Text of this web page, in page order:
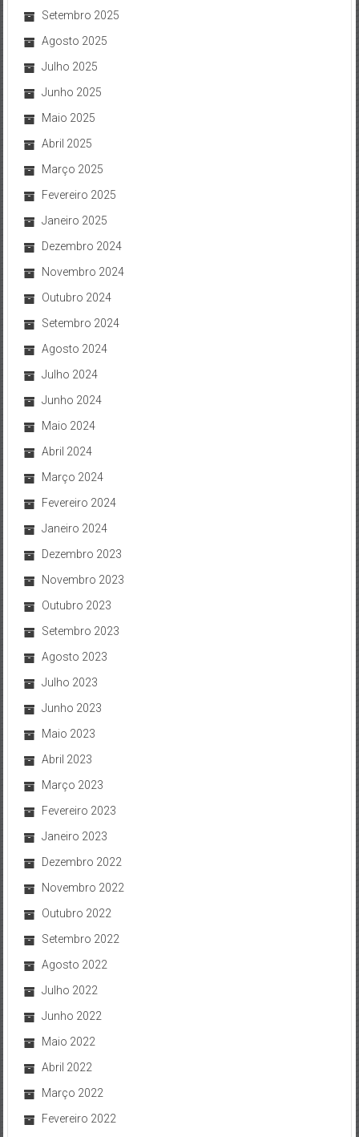
Setembro 2025
Agosto 2025
Julho 2025
Junho 2025
Maio 2025
Abril 2025
Março 2025
Fevereiro 2025
Janeiro 2025
Dezembro 2024
Novembro 2024
Outubro 2024
Setembro 2024
Agosto 2024
Julho 2024
Junho 2024
Maio 2024
Abril 2024
Março 2024
Fevereiro 2024
Janeiro 2024
Dezembro 2023
Novembro 2023
Outubro 2023
Setembro 2023
Agosto 2023
Julho 2023
Junho 2023
Maio 2023
Abril 2023
Março 2023
Fevereiro 2023
Janeiro 2023
Dezembro 2022
Novembro 2022
Outubro 2022
Setembro 2022
Agosto 2022
Julho 2022
Junho 2022
Maio 2022
Abril 2022
Março 2022
Fevereiro 2022